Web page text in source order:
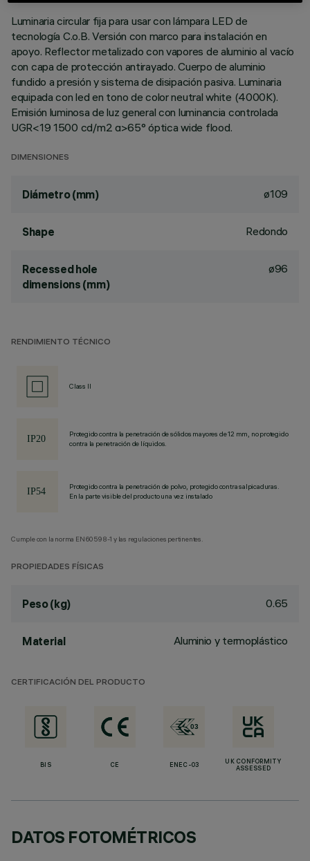
Luminaria circular fija para usar con lámpara LED de
tecnología C.o.B. Versión con marco para instalación en
apoyo. Reflector metalizado con vapores de aluminio al vacío
con capa de protección antirayado. Cuerpo de aluminio
fundido a presión y sistema de disipación pasiva. Luminaria
equipada con led en tono de color neutral white (4000K).
Emisión luminosa de luz general con luminancia controlada
UGR<19 1500 cd/m2 α>65° óptica wide flood.
DIMENSIONES
Diámetro (mm) ø109
Shape Redondo
Recessed hole
dimensions (mm)
ø96
RENDIMIENTO TÉCNICO
Class II
Protegido contra la penetración de sólidos mayores de 12 mm, no protegido
contra la penetración de líquidos.
Protegido contra la penetración de polvo, protegido contra salpicaduras.
En la parte visible del producto una vez instalado
Cumple con la norma EN60598-1 y las regulaciones pertinentes.
PROPIEDADES FÍSICAS
Peso (kg) 0.65
Material Aluminio y termoplástico
CERTIFICACIÓN DEL PRODUCTO
BIS CE ENEC-03
UK CONFORMITY
ASSESSED
DATOS FOTOMÉTRICOS